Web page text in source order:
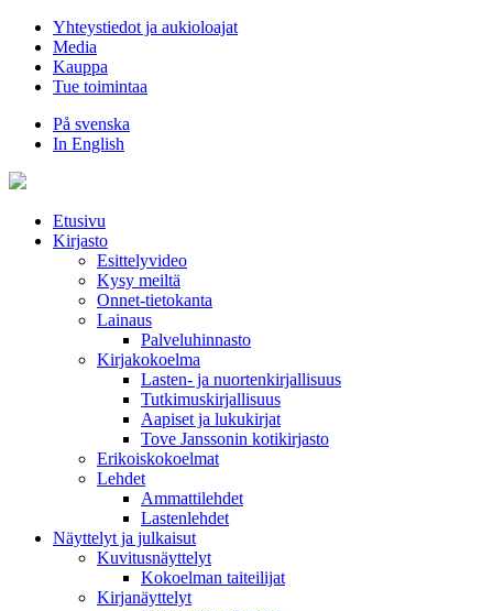
Hyppää
sisältöön
Yhteystiedot ja aukioloajat
Media
Kauppa
Tue toimintaa
På svenska
In English
Etusivu
Kirjasto
Esittelyvideo
Kysy meiltä
Onnet-tietokanta
Lainaus
Palveluhinnasto
Kirjakokoelma
Lasten- ja nuortenkirjallisuus
Tutkimuskirjallisuus
Aapiset ja lukukirjat
Tove Janssonin kotikirjasto
Erikoiskokoelmat
Lehdet
Ammattilehdet
Lastenlehdet
Näyttelyt ja julkaisut
Kuvitusnäyttelyt
Kokoelman taiteilijat
Kirjanäyttelyt